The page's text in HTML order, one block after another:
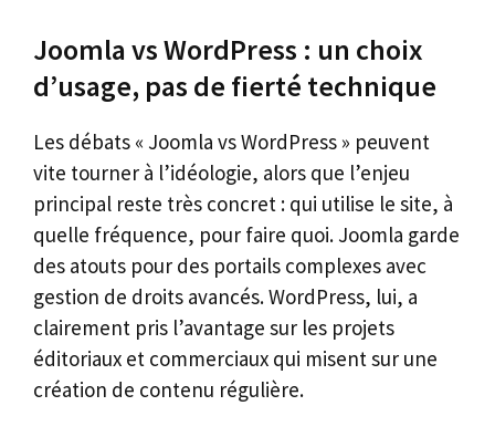
Joomla vs WordPress : un choix
d’usage, pas de fierté technique
Les débats « Joomla vs WordPress » peuvent
vite tourner à l’idéologie, alors que l’enjeu
principal reste très concret : qui utilise le site, à
quelle fréquence, pour faire quoi. Joomla garde
des atouts pour des portails complexes avec
gestion de droits avancés. WordPress, lui, a
clairement pris l’avantage sur les projets
éditoriaux et commerciaux qui misent sur une
création de contenu régulière.